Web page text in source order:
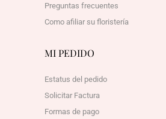
Preguntas frecuentes
Como afiliar su floristería
MI PEDIDO
Estatus del pedido
Solicitar Factura
Formas de pago